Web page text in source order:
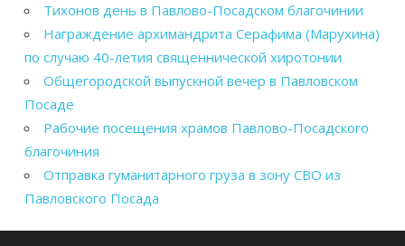
Тихонов день в Павлово-Посадском благочинии
Награждение архимандрита Серафима (Марухина)
по случаю 40-летия священнической хиротонии
Общегородской выпускной вечер в Павловском
Посаде
Рабочие посещения храмов Павлово-Посадского
благочиния
Отправка гуманитарного груза в зону СВО из
Павловского Посада